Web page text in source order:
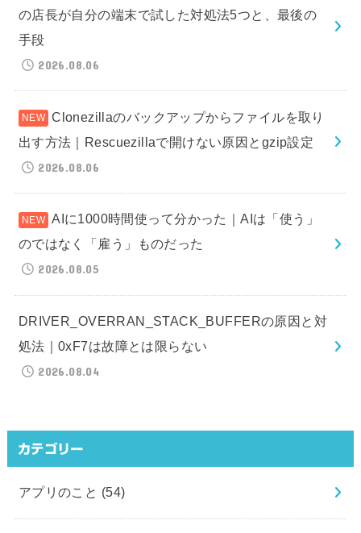
の店長が自分の端末で試した対処法5つと、最後の
手段
2026.08.06
Clonezillaのバックアップからファイルを取り
出す方法｜Rescuezillaで開けない原因とgzip設定
2026.08.06
AIに1000時間使って分かった｜AIは「使う」
のではなく「雇う」ものだった
2026.08.05
DRIVER_OVERRAN_STACK_BUFFERの原因と対
処法｜0xF7は故障とは限らない
2026.08.04
カテゴリー
アプリのこと (54)